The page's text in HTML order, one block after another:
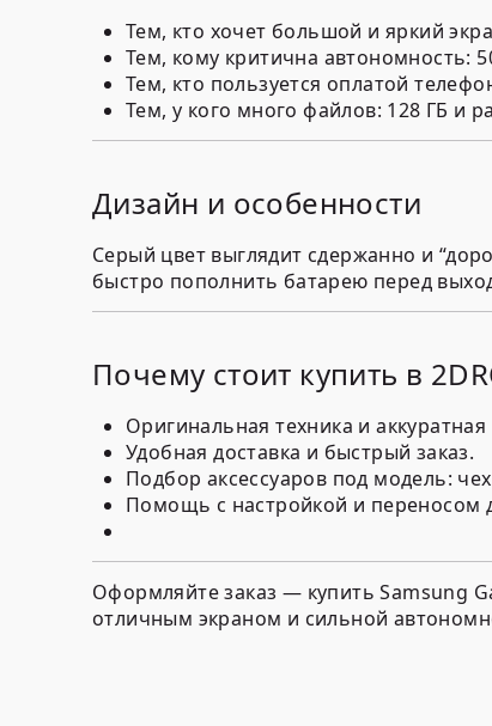
Тем, кто хочет большой и яркий
Тем, кому критична автономность:
Тем, кто пользуется оплатой
Тем, у кого много файлов: 128 ГБ и
Дизайн и особенности
Серый цвет выглядит сдержанно и
быстро пополнить батарею перед
Почему стоит купить в
Оригинальная техника и
Удобная доставка и быстрый заказ.
Подбор аксессуаров под модель:
Помощь с настройкой и переносом
Оформляйте заказ — купить Samsung
отличным экраном и сильной